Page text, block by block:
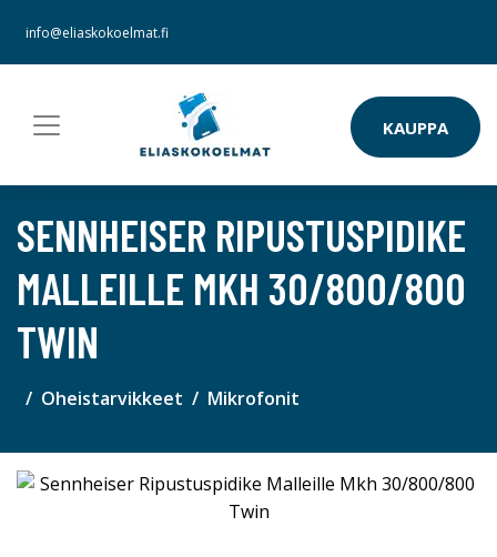
info@eliaskokoelmat.fi
KAUPPA
SENNHEISER RIPUSTUSPIDIKE
MALLEILLE MKH 30/800/800
TWIN
Oheistarvikkeet Mikrofonit